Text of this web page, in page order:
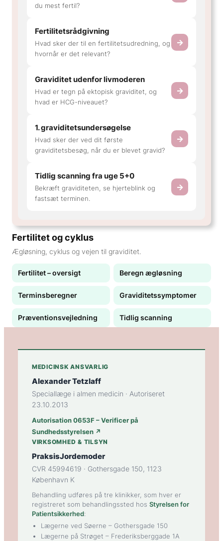
du mest fertil?
Fertilitetsrådgivning
Hvad sker der til en fertilitetsudredning, og
hvornår er det relevant?
→
Graviditet udenfor livmoderen
Hvad er tegn på ektopisk graviditet, og
hvad er HCG-niveauet?
→
1. graviditetsundersøgelse
Hvad sker der ved dit første
graviditetsbesøg, når du er blevet gravid?
→
Tidlig scanning fra uge 5+0
Bekræft graviditeten, se hjerteblink og
fastsæt terminen.
→
Fertilitet og cyklus
Ægløsning, cyklus og vejen til graviditet.
Fertilitet – oversigt Beregn ægløsning
Terminsberegner Graviditetssymptomer
Præventionsvejledning Tidlig scanning
MEDICINSK ANSVARLIG
Alexander Tetzlaff
Speciallæge i almen medicin · Autoriseret
23.10.2013
Autorisation 0653F – Verificer på
Sundhedsstyrelsen ↗
VIRKSOMHED & TILSYN
PraksisJordemoder
CVR 45994619 · Gothersgade 150, 1123
København K
Behandling udføres på tre klinikker, som hver er
registreret som behandlingssted hos Styrelsen for
Patientsikkerhed:
Lægerne ved Søerne – Gothersgade 150
Lægerne på Strøget – Frederiksberggade 1A